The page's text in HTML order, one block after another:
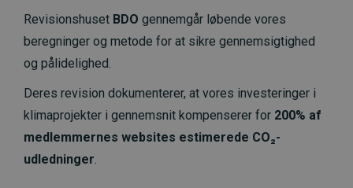
Revisionshuset BDO gennemgår løbende vores
beregninger og metode for at sikre gennemsigtighed
og pålidelighed.
Deres revision dokumenterer, at vores investeringer i
klimaprojekter i gennemsnit kompenserer for 200% af
medlemmernes websites estimerede CO₂-
udledninger.